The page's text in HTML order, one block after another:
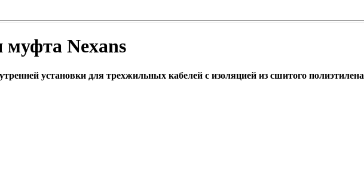
муфта Nexans
установки для трехжильных кабелей с изоляцией из сшитого полиэтилена